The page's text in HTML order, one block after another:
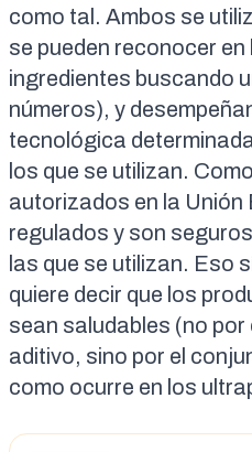
como tal. Ambos se
se pueden reconocer
ingredientes buscando
números), y
tecnológica
los que se utilizan.
autorizados en la Unión
regulados y son
las que se utilizan. Eso
quiere decir que los
sean saludables (no
aditivo, sino por el
como ocurre en los